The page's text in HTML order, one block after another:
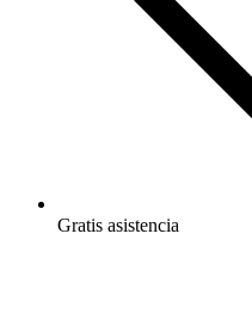
Gratis asistencia